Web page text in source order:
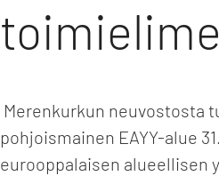
Merenkurkun neuvostosta
pohjoismainen EAYY-alue
eurooppalaisen alueellisen